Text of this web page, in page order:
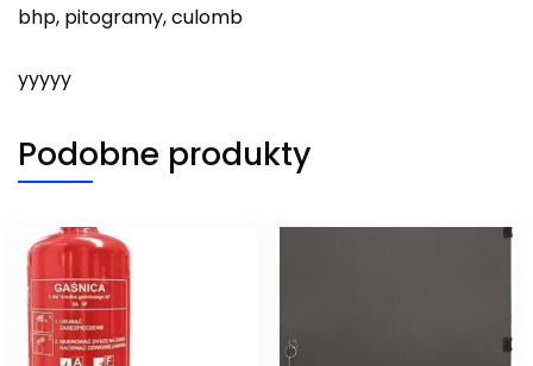
bhp, pitogramy, culomb
yyyyy
Podobne produkty